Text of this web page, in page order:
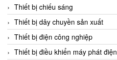
CEIA Vietnam
Celduc Vietnam
Cemb
Centec GmbH
Thiết bị chiếu sáng
Thiết bị dây chuyền sản xuất
Thiết bị điện công nghiệp
Thiết bị điều khiển máy phát điện